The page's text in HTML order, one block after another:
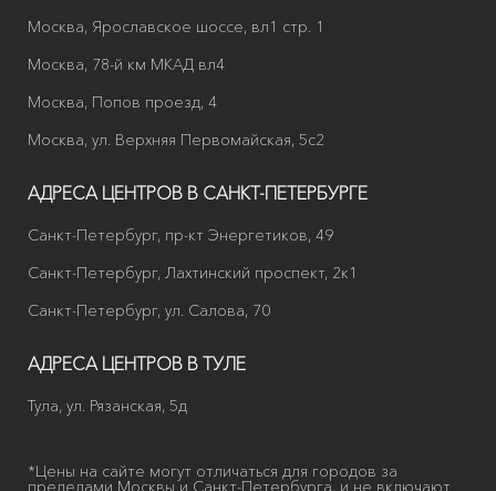
Москва, Ярославское шоссе, вл1 стр. 1
Москва, 78-й км МКАД вл4
Москва, Попов проезд, 4
Москва, ул. Верхняя Первомайская, 5с2
АДРЕСА ЦЕНТРОВ В САНКТ-ПЕТЕРБУРГЕ
Санкт-Петербург, пр-кт Энергетиков, 49
Санкт-Петербург, Лахтинский проспект, 2к1
Санкт-Петербург, ул. Салова, 70
АДРЕСА ЦЕНТРОВ В ТУЛЕ
Тула, ул. Рязанская, 5д
*Цены на сайте могут отличаться для городов за
пределами Москвы и Санкт-Петербурга, и не включают